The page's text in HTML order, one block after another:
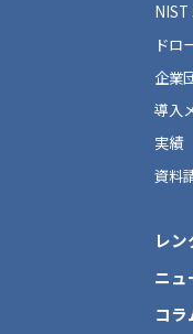
NIST
ドロ
企業
導入
実績
資料
レ
ニュ
コラ